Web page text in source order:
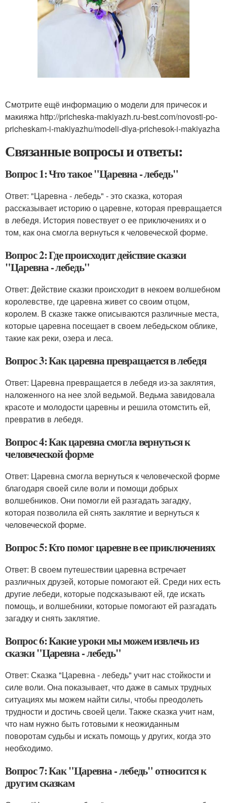
Смотрите ещё информацию о модели для причесок и
макияжа http://pricheska-makiyazh.ru-best.com/novosti-po-
pricheskam-i-makiyazhu/modeli-dlya-prichesok-i-makiyazha
Связанные вопросы и ответы:
Вопрос 1: Что такое "Царевна - лебедь"
Ответ: "Царевна - лебедь" - это сказка, которая
рассказывает историю о царевне, которая превращается
в лебедя. История повествует о ее приключениях и о
том, как она смогла вернуться к человеческой форме.
Вопрос 2: Где происходит действие сказки
"Царевна - лебедь"
Ответ: Действие сказки происходит в некоем волшебном
королевстве, где царевна живет со своим отцом,
королем. В сказке также описываются различные места,
которые царевна посещает в своем лебедьском облике,
такие как реки, озера и леса.
Вопрос 3: Как царевна превращается в лебедя
Ответ: Царевна превращается в лебедя из-за заклятия,
наложенного на нее злой ведьмой. Ведьма завидовала
красоте и молодости царевны и решила отомстить ей,
превратив в лебедя.
Вопрос 4: Как царевна смогла вернуться к
человеческой форме
Ответ: Царевна смогла вернуться к человеческой форме
благодаря своей силе воли и помощи добрых
волшебников. Они помогли ей разгадать загадку,
которая позволила ей снять заклятие и вернуться к
человеческой форме.
Вопрос 5: Кто помог царевне в ее приключениях
Ответ: В своем путешествии царевна встречает
различных друзей, которые помогают ей. Среди них есть
другие лебеди, которые подсказывают ей, где искать
помощь, и волшебники, которые помогают ей разгадать
загадку и снять заклятие.
Вопрос 6: Какие уроки мы можем извлечь из
сказки "Царевна - лебедь"
Ответ: Сказка "Царевна - лебедь" учит нас стойкости и
силе воли. Она показывает, что даже в самых трудных
ситуациях мы можем найти силы, чтобы преодолеть
трудности и достичь своей цели. Также сказка учит нам,
что нам нужно быть готовыми к неожиданным
поворотам судьбы и искать помощь у других, когда это
необходимо.
Вопрос 7: Как "Царевна - лебедь" относится к
другим сказкам